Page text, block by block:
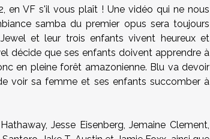
en VF s'il vous plaît ! Une vidéo qui ne nous
samba du premier opus sera toujours
et leur trois enfants vivent heureux et
décide que ses enfants doivent apprendre à
en pleine forêt amazonienne. Blu va devoir
voir sa femme et ses enfants succomber à
Jesse Eisenberg, Jemaine Clement,